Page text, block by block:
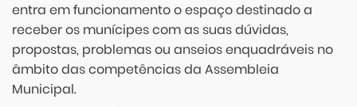
entra em funcionamento o espaço destinado a
receber os munícipes com as suas dúvidas,
propostas, problemas ou anseios enquadráveis no
âmbito das competências da Assembleia
Municipal.